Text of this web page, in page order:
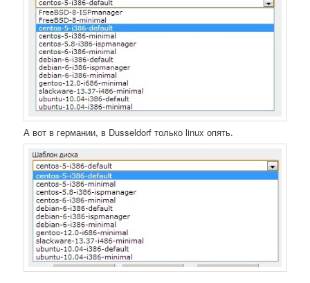
А вот в германии, в Dusseldorf только linux опять.